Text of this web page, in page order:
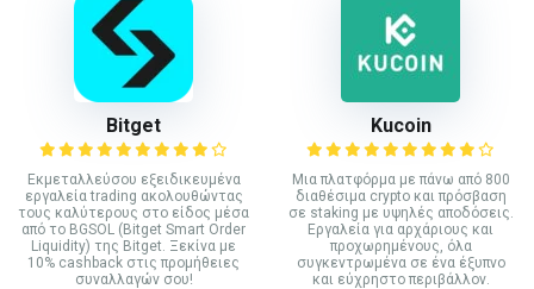
Bitget
Εκμεταλλεύσου εξειδικευμένα
εργαλεία trading ακολουθώντας
τους καλύτερους στο είδος μέσα
από το BGSOL (Bitget Smart Order
Liquidity) της Bitget. Ξεκίνα με
10% cashback στις προμήθειες
συναλλαγών σου!
Kucoin
Mια πλατφόρμα με πάνω από 800
διαθέσιμα crypto και πρόσβαση
σε staking με υψηλές αποδόσεις.
Εργαλεία για αρχάριους και
προχωρημένους, όλα
συγκεντρωμένα σε ένα έξυπνο
και εύχρηστο περιβάλλον.